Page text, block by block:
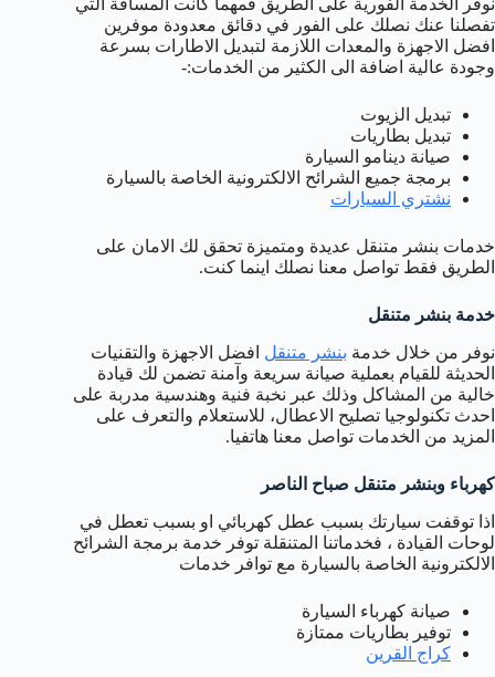
نوفر الخدمة الفورية على الطريق فمهما كانت المسافة التي
تفصلنا عنك نصلك على الفور في دقائق معدودة موفرين
افضل الاجهزة والمعدات اللازمة لتبديل الاطارات بسرعة
وجودة عالية اضافة الى الكثير من الخدمات:-
تبديل الزيوت
تبديل بطاريات
صيانة دينامو السيارة
برمجة جميع الشرائح الالكترونية الخاصة بالسيارة
نشتري السيارات
خدمات بنشر متنقل عديدة ومتميزة تحقق لك الامان على
الطريق فقط تواصل معنا نصلك اينما كنت.
خدمة بنشر متنقل
نوفر من خلال خدمة بنشر متنقل افضل الاجهزة والتقنيات
الحديثة للقيام بعملية صيانة سريعة وآمنة تضمن لك قيادة
خالية من المشاكل وذلك عبر نخبة فنية وهندسية مدربة على
احدث تكنولوجيا تصليح الاعطال، للاستعلام والتعرف على
المزيد من الخدمات تواصل معنا هاتفيا.
كهرباء وبنشر متنقل صباح الناصر
اذا توقفت سيارتك بسبب عطل كهربائي او بسبب تعطل في
لوحات القيادة ، فخدماتنا المتنقلة توفر خدمة برمجة الشرائح
الالكترونية الخاصة بالسيارة مع توافر خدمات
صيانة كهرباء السيارة
توفير بطاريات ممتازة
كراج القرين